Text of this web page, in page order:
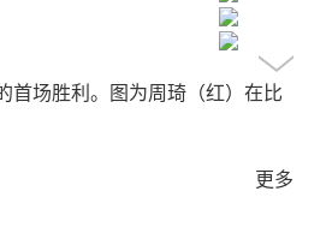
首场胜利。图为周琦（红）在比
更多